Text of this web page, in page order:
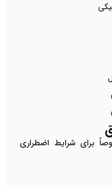
برای شرایط اضطراری